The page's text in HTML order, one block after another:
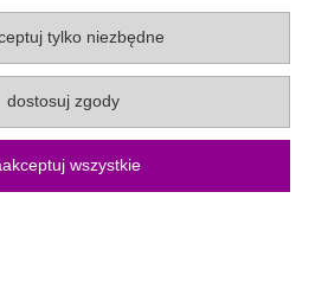
Informacje
O Firmie
| ul. Bartosza Głowackiego 10/15, 75-
|572 495 729| NIP:
tylko niezbędne
dostosuj zgody
wszystkie